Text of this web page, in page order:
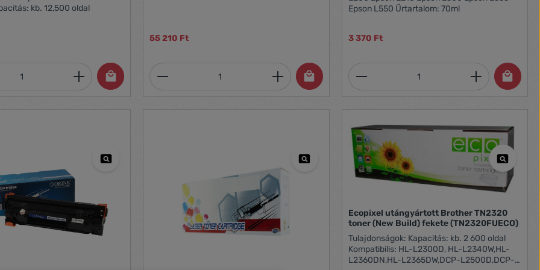
kb. 12,500 oldal
Adja meg a kívánt mennyiséget, vagy használja a gombokat a
55 210 Ft
Termékmennyiség: Adja meg a kívánt mennyiséget, vagy
Epson L550 Űrtartalom: 70ml
3 370 Ft
Termékmennyiség: Adja
Ecopixel utángyártott Brother TN2320
toner (New Build) fekete (TN2320FUECO)
Tulajdonságok: Kapacitás: kb. 2 600 oldal
Kompatibilis: HL-L2300D, HL-L2340W,HL-
L2360DN,HL-L2365DW,DCP-L2500D,DCP-